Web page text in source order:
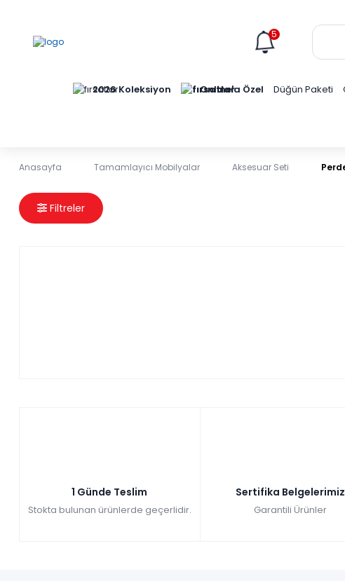
5
2026 Koleksiyon Online'a Özel Düğün Paketi
Anasayfa Tamamlayıcı Mobilyalar Aksesuar Seti
Perdeler
Filtreler
1 Günde Teslim
Stokta bulunan ürünlerde geçerlidir.
Sertifika Belgelerimiz
Garantili Ürünler